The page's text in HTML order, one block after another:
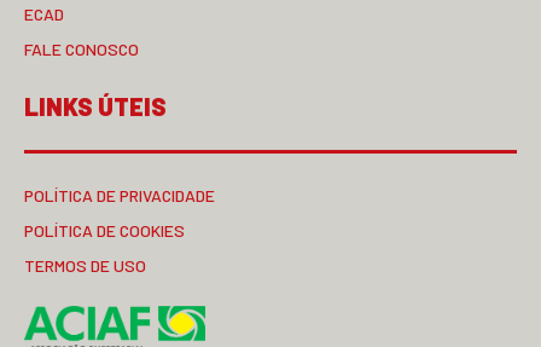
ECAD
FALE CONOSCO
LINKS ÚTEIS
POLÍTICA DE PRIVACIDADE
POLÍTICA DE COOKIES
TERMOS DE USO